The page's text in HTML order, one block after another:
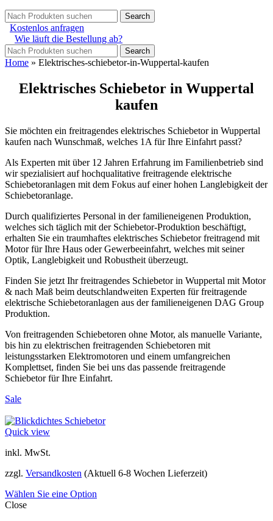
Search
Kostenlos anfragen
Wie läuft die Bestellung ab?
Search
Home » Elektrisches-schiebetor-in-Wuppertal-kaufen
Elektrisches Schiebetor in Wuppertal
kaufen
Sie möchten ein freitragendes elektrisches Schiebetor in Wuppertal
kaufen nach Wunschmaß, welches 1A für Ihre Einfahrt passt?
Als Experten mit über 12 Jahren Erfahrung im Familienbetrieb sind
wir spezialisiert auf hochqualitative freitragende elektrische
Schiebetoranlagen mit dem Fokus auf einer hohen Langlebigkeit der
Schiebetoranlage.
Durch qualifiziertes Personal in der familieneigenen Produktion,
welches sich täglich mit der Schiebetor-Produktion beschäftigt,
erhalten Sie ein traumhaftes elektrisches Schiebetor freitragend mit
Motor für Ihre Haus oder Gewerbeeinfahrt, welches mit seiner
Optik, Langlebigkeit und Robustheit überzeugt.
Finden Sie jetzt Ihr freitragendes Schiebetor in Wuppertal mit Motor
& nach Maß beim deutschlandweiten Experten für freitragende
elektrische Schiebetoranlagen aus der familieneigenen DAG Group
Produktion.
Von freitragenden Schiebetoren ohne Motor, als manuelle Variante,
bis hin zu elektrischen freitragenden Schiebetoren mit
leistungsstarken Elektromotoren und einem umfangreichen
Komplettset, finden Sie bei uns das passende freitragende
Schiebetor für Ihre Einfahrt.
Sale
Quick view
inkl. MwSt.
zzgl. Versandkosten (Aktuell 6-8 Wochen Lieferzeit)
Wählen Sie eine Option
Close